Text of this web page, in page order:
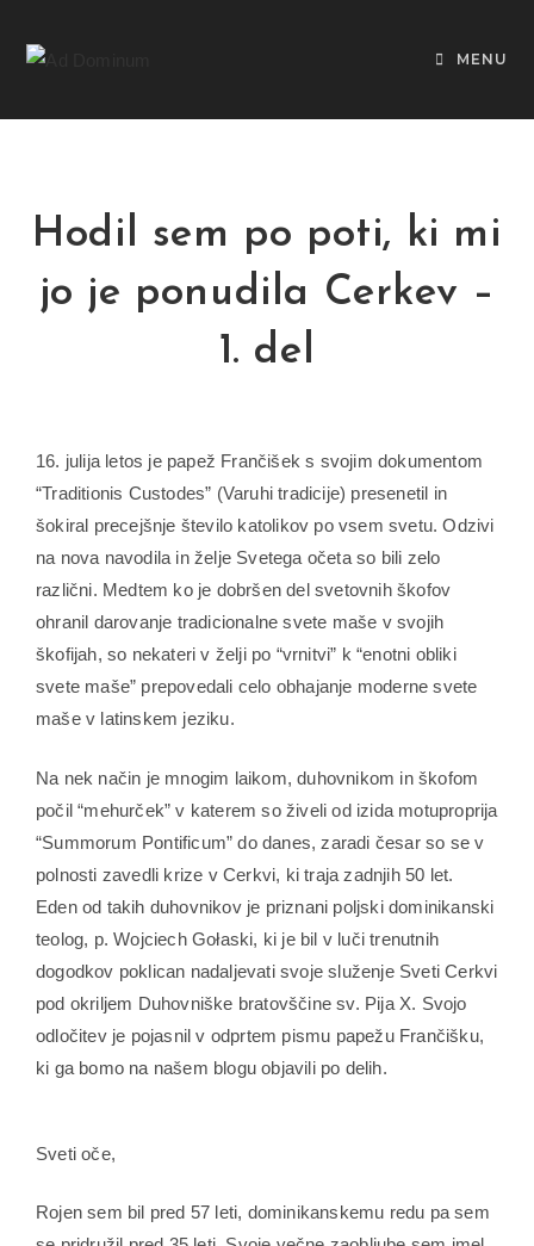
MENU
Hodil sem po poti, ki mi
jo je ponudila Cerkev –
1. del
16. julija letos je papež Frančišek s svojim dokumentom
“Traditionis Custodes” (Varuhi tradicije) presenetil in
šokiral precejšnje število katolikov po vsem svetu. Odzivi
na nova navodila in želje Svetega očeta so bili zelo
različni. Medtem ko je dobršen del svetovnih škofov
ohranil darovanje tradicionalne svete maše v svojih
škofijah, so nekateri v želji po “vrnitvi” k “enotni obliki
svete maše” prepovedali celo obhajanje moderne svete
maše v latinskem jeziku.
Na nek način je mnogim laikom, duhovnikom in škofom
počil “mehurček” v katerem so živeli od izida motuproprija
“Summorum Pontificum” do danes, zaradi česar so se v
polnosti zavedli krize v Cerkvi, ki traja zadnjih 50 let.
Eden od takih duhovnikov je priznani poljski dominikanski
teolog, p. Wojciech Gołaski, ki je bil v luči trenutnih
dogodkov poklican nadaljevati svoje služenje Sveti Cerkvi
pod okriljem Duhovniške bratovščine sv. Pija X. Svojo
odločitev je pojasnil v odprtem pismu papežu Frančišku,
ki ga bomo na našem blogu objavili po delih.
Sveti oče,
Rojen sem bil pred 57 leti, dominikanskemu redu pa sem